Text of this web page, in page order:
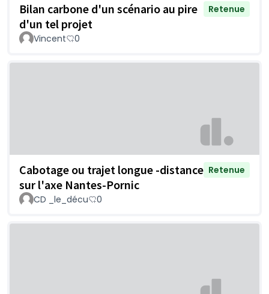
Bilan carbone d'un scénario au pire
d'un tel projet
Retenue
Vincent 0
Cabotage ou trajet longue -distance
sur l'axe Nantes-Pornic
Retenue
CD _le_décu 0